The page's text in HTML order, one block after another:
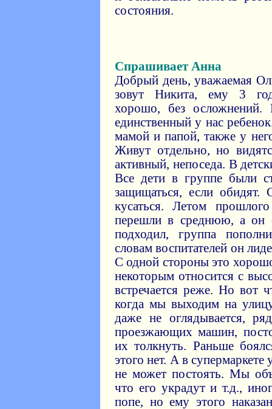
состояния.
Спрашивает Анна
Добрый день, уважаемая
зовут Никита, ему 3
хорошо, без
единственный у нас
мамой и папой, также у
Живут отдельно, но
активный, непоседа. В
Все дети в группе были
защищаться, если обидят.
кусаться. Летом
перешли в среднюю, а он
подходил, группа
словам воспитателей он
С одной стороны это
некоторым относится с
встречается реже. Но вот
когда мы выходим на
даже не оглядывается,
проезжающих машин,
их толкнуть. Раньше
этого нет. А в супермаркете
не может постоять. Мы
что его украдут и т.д.,
попе, но ему этого